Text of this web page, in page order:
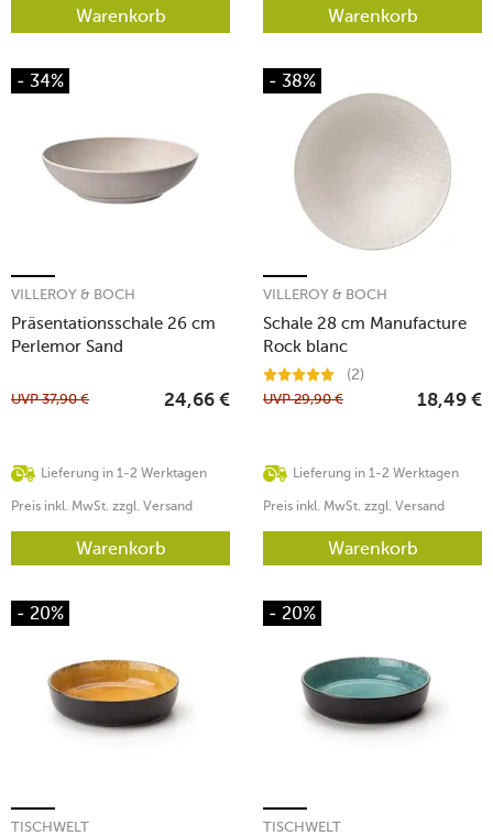
Warenkorb Warenkorb
- 34%
Präsentationsschale 26 cm
Perlemor Sand
VILLEROY & BOCH
Lieferung in 1-2 Werktagen
UVP37,90 € 24,66 €
Preis inkl. MwSt. zzgl. Versand
Warenkorb
- 38%
Schale 28 cm Manufacture
Rock blanc
VILLEROY & BOCH
(2)
Lieferung in 1-2 Werktagen
UVP29,90 € 18,49 €
Preis inkl. MwSt. zzgl. Versand
Warenkorb
- 20%
TISCHWELT
- 20%
TISCHWELT